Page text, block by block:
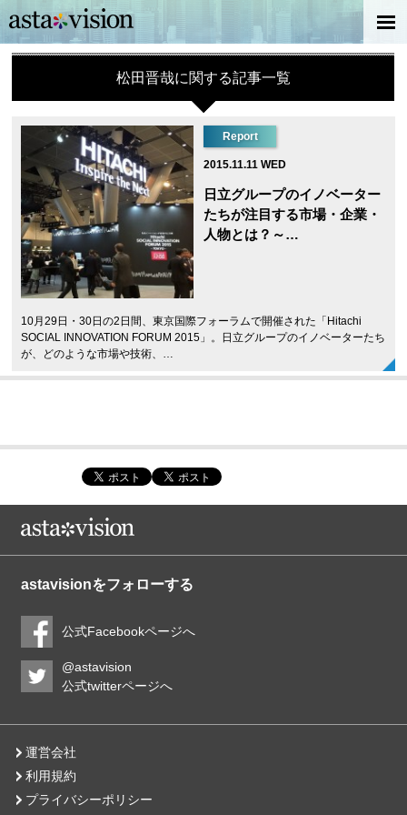
松田晋哉に関する記事一覧
Report
2015.11.11 WED
日立グループのイノベーター
たちが注目する市場・企業・
人物とは？～…
10月29日・30日の2日間、東京国際フォーラムで開催された「Hitachi
SOCIAL INNOVATION FORUM 2015」。日立グループのイノベーターたち
が、どのような市場や技術、…
astavisionをフォローする
公式Facebookページへ
@astavision
公式twitterページへ
運営会社
利用規約
プライバシーポリシー